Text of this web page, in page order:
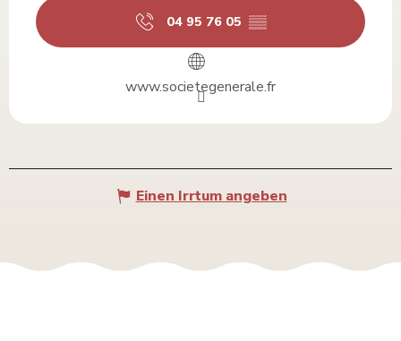
04 95 76 05 ▒▒
www.societegenerale.fr
Einen Irrtum angeben